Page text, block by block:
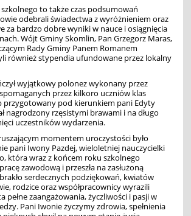
to także czas podsumowań
odebrali świadectwa z wyróżnieniem oraz
za bardzo dobre wyniki w nauce i osiągnięcia
Wójt Gminy Skomlin, Pan Grzegorz Maras,
Rady Gminy Panem Romanem
również stypendia ufundowane przez lokalny
wyjątkowy polonez wykonany przez
przez kilkoro uczniów klas
przygotowany pod kierunkiem pani Edyty
nagrodzony rzęsistymi brawami i na długo
uczestników wydarzenia.
momentem uroczystości było
pani Iwony Pazdej, wieloletniej nauczycielki
która wraz z końcem roku szkolnego
zawodową i przeszła na zasłużoną
serdecznych podziękowań, kwiatów
rodzice oraz współpracownicy wyrazili
pełne zaangażowania, życzliwości i pasji w
Pani Iwonie życzymy zdrowia, spełnienia